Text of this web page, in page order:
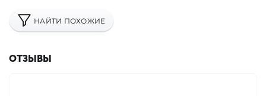
НАЙТИ ПОХОЖИЕ
ОТЗЫВЫ